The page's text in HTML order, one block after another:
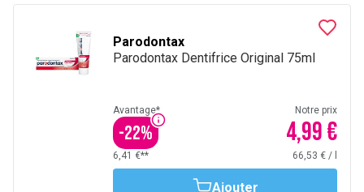
Parodontax
Parodontax Dentifrice Original 75ml
Avantage*
-22%
Notre prix
4,99 €
6,41 €** 66,53 € /
Ajouter